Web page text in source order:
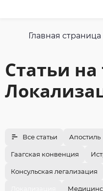
Главная страница
Статьи
Все статьи Апостиль
Гаагская конвенция
Консульская легализация